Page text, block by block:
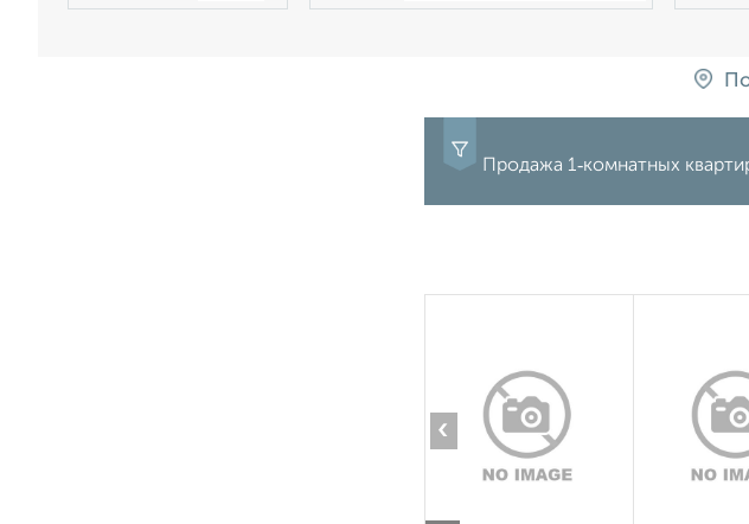
Продажа 1‑комнатных
‹